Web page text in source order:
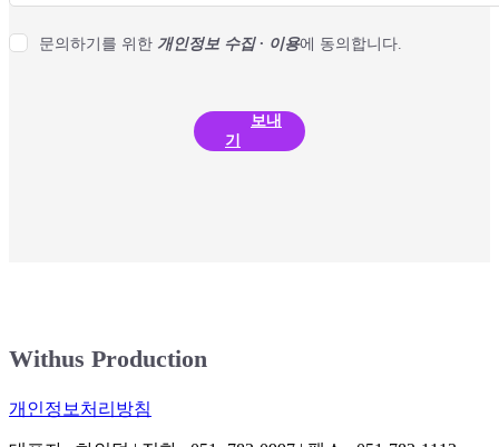
문의하기를 위한 개인정보 수집 · 이용에 동의합니다.
보내
기
Withus Production
개인정보처리방침